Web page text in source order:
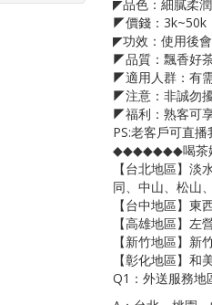
◤品色：細膩柔
◤價錢：3k~50k
◤功效：使用後
◤品質：飄香好
◤適用人群：有
◤注意：非誠勿
◤福利：熟客可
PS:老客戶可直
◆◆◆◆◆◆◆喝茶娛
【台北地區】
同、中山、松山
【台中地區】
【高雄地區】
【新竹地區】新
【彰化地區】和
Q1：外送服務地